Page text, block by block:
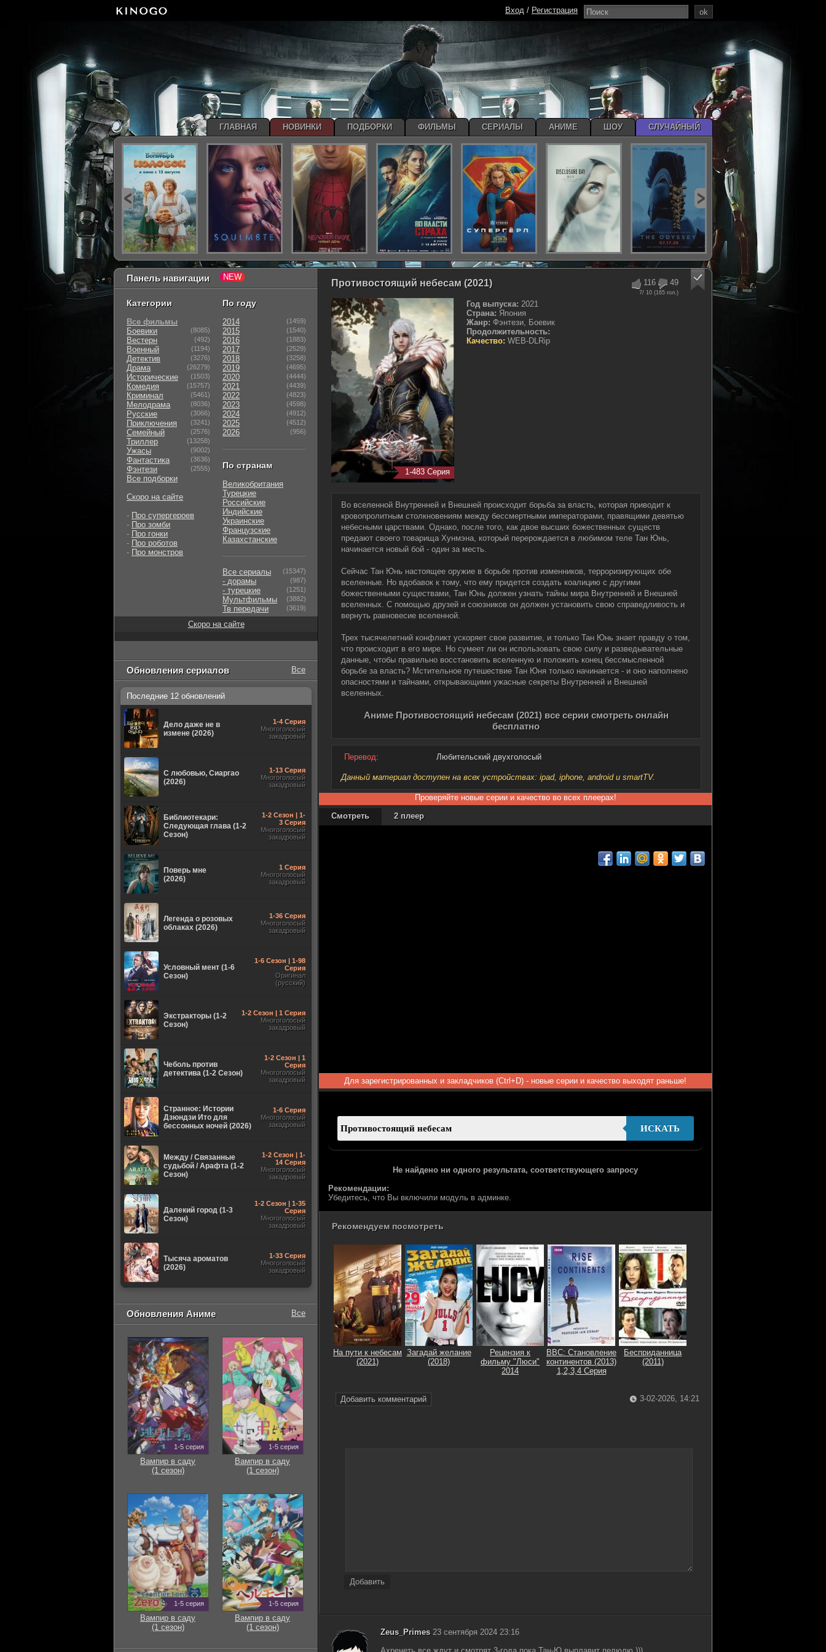
116 49
7/ 10 (165 гол.)
Противостоящий небесам (2021)
1-483 Серия
Год выпуска: 2021
Страна: Япония
Жанр: Фэнтези, Боевик
Продолжительность:
Качество: WEB-DLRip
Во вселенной Внутренней и Внешней происходит борьба за власть, которая приводит к
кровопролитным столкновениям между бессмертными императорами, правящими девятью
небесными царствами. Однако, после того, как двое высших божественных существ
предают своего товарища Хунмэна, который перерождается в любимом теле Тан Юнь,
начинается новый бой - один за месть.
Сейчас Тан Юнь настоящее оружие в борьбе против изменников, терроризирующих обе
вселенные. Но вдобавок к тому, что ему придется создать коалицию с другими
божественными существами, Тан Юнь должен узнать тайны мира Внутренней и Внешней
вселенных. С помощью друзей и союзников он должен установить свою справедливость и
вернуть равновесие вселенной.
Трех тысячелетний конфликт ускоряет свое развитие, и только Тан Юнь знает правду о том,
что происходит в его мире. Но сумеет ли он использовать свою силу и разведывательные
данные, чтобы правильно восстановить вселенную и положить конец бессмысленной
борьбе за власть? Мстительное путешествие Тан Юня только начинается - и оно наполнено
опасностями и тайнами, открывающими ужасные секреты Внутренней и Внешней
вселенных.
Аниме Противостоящий небесам (2021) все серии смотреть онлайн
бесплатно
Перевод: Любительский двухголосый
Данный материал доступен на всех устройствах: ipad, iphone, android и smartTV.
Проверяйте новые серии и качество во всех плеерах!
Смотреть
2 плеер
Для зарегистрированных и закладчиков (Ctrl+D) - новые серии и качество выходят раньше!
ИСКАТЬ
Не найдено ни одного результата, соответствующего запросу
Рекомендации:
Убедитесь, что Вы включили модуль в админке.
Рекомендуем посмотреть
На пути к небесам
(2021)
Загадай желание
(2018)
Рецензия к
фильму "Люси"
2014
BBC: Становление
континентов (2013)
1,2,3,4 Серия
Бесприданница
(2011)
Добавить комментарий 3-02-2026, 14:21
Добавить
Zeus_Primes23 сентября 2024 23:16
Панель навигации
Категории
Все фильмы
Боевики
(8085)
Вестерн (492)
Военный (1194)
Детектив (3276)
Драма (26279)
Исторические (1503)
Комедия (15757)
Криминал (5461)
Мелодрама (8036)
Русские (3066)
Приключения (3241)
Семейный (2576)
Триллер (13258)
Ужасы (9002)
Фантастика (3636)
Фэнтези (2555)
Все подборки
Скоро на сайте
- Про супергероев
- Про зомби
- Про гонки
- Про роботов
- Про монстров
По году
2014 (1459)
2015 (1540)
2016 (1883)
2017 (2529)
2018 (3258)
2019 (4695)
2020 (4444)
2021 (4439)
2022 (4823)
2023 (4598)
2024 (4912)
2025 (4512)
2026 (956)
По странам
Великобритания
Турецкие
Российские
Индийские
Украинские
Французские
Казахстанские
Все сериалы (15347)
- дорамы (987)
- турецкие (1251)
Мультфильмы (3882)
Тв передачи (3619)
Скоро на сайте
Обновления сериалов Все
Последние 12 обновлений
Дело даже не в
измене (2026)
1-4 Серия
Многоголосый
закадровый
С любовью, Сиаргао
(2026)
1-13 Серия
Многоголосый
закадровый
Библиотекари:
Следующая глава (1-2
Сезон)
1-2 Сезон | 1-
3 Серия
Многоголосый
закадровый
Поверь мне
(2026)
1 Серия
Многоголосый
закадровый
Легенда о розовых
облаках (2026)
1-36 Серия
Многоголосый
закадровый
Условный мент (1-6
Сезон)
1-6 Сезон | 1-98
Серия
Оригинал
(русский)
Экстракторы (1-2
Сезон)
1-2 Сезон | 1 Серия
Многоголосый
закадровый
Чеболь против
детектива (1-2 Сезон)
1-2 Сезон | 1
Серия
Многоголосый
закадровый
Странное: Истории
Дзюндзи Ито для
бессонных ночей (2026)
1-6 Серия
Многоголосый
закадровый
Между / Связанные
судьбой / Арафта (1-2
Сезон)
1-2 Сезон | 1-
14 Серия
Многоголосый
закадровый
Далекий город (1-3
Сезон)
1-2 Сезон | 1-35
Серия
Многоголосый
закадровый
Тысяча ароматов
(2026)
1-33 Серия
Многоголосый
закадровый
Обновления Аниме Все
1-5 серия
Вампир в саду
(1 сезон)
1-5 серия
Вампир в саду
(1 сезон)
1-5 серия
Вампир в саду
(1 сезон)
1-5 серия
Вампир в саду
(1 сезон)
ok
Вход / Регистрация
ГЛАВНАЯ НОВИНКИ ПОДБОРКИ ФИЛЬМЫ СЕРИАЛЫ АНИМЕ ШОУ СЛУЧАЙНЫЙ